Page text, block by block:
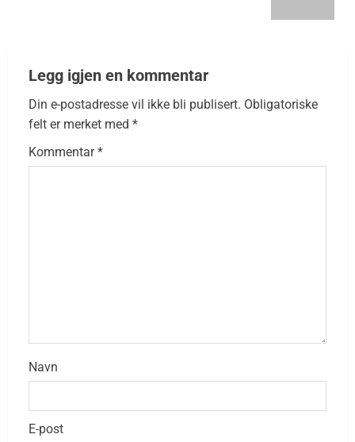
Legg igjen en kommentar
Din e-postadresse vil ikke bli publisert. Obligatoriske
felt er merket med *
Kommentar*
Navn
E-post